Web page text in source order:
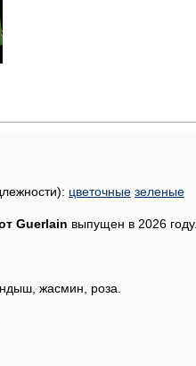
цветочные зеленые
Guerlain выпущен в 2026 году.
жасмин, роза.